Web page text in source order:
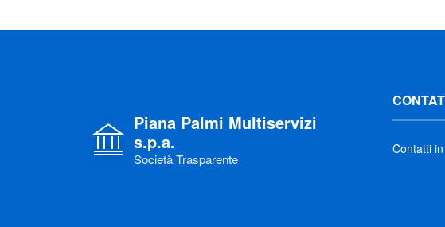
Piana Palmi Multiservizi
s.p.a.
Società Trasparente
Contatti